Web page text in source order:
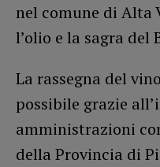
nel comune di Alta
l’olio e la sagra del
La rassegna del
possibile grazie
amministrazioni
della Provincia di